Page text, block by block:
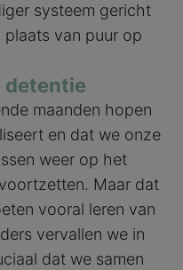
systeem gericht
van puur op
detentie
maanden hopen
en dat we onze
weer op het
Maar dat
vooral leren van
vervallen we in
dat we samen